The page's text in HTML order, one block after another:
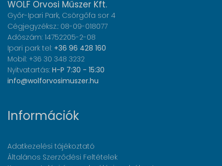
WOLF Orvosi Műszer Kft.
Győr-Ipari Park, Csörgőfa sor 4
Cégjegyzéksz.: 08-09-018077
Adószám: 14752205-2-08
Ipari park tel: +36 96 428 160
Mobil: +36 30 348 3232
Nyitvatartás: H-P 7:30 - 15:30
info@wolforvosimuszer.hu
Információk
Adatkezelési tájékoztató
Általános Szerződési Feltételek